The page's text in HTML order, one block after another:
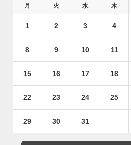
月 火 水 木
1 2 3 4
8 9 10 11
15 16 17 18
22 23 24 25
29 30 31